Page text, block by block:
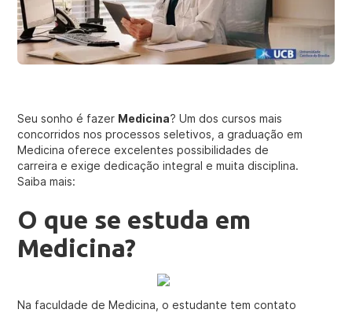
Seu sonho é fazer Medicina? Um dos cursos mais
concorridos nos processos seletivos, a graduação em
Medicina oferece excelentes possibilidades de
carreira e exige dedicação integral e muita disciplina.
Saiba mais:
O que se estuda em
Medicina?
Na faculdade de Medicina, o estudante tem contato